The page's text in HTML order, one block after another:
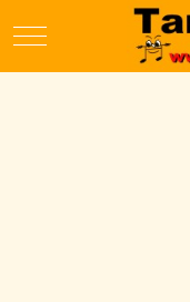
Mobile Menu Toggle